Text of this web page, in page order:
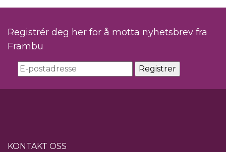
Registrér deg her for å motta nyhetsbrev fra
Frambu
KONTAKT OSS